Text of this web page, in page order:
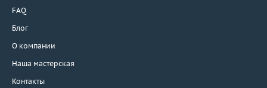
FAQ
Блог
О компании
Наша мастерская
Контакты